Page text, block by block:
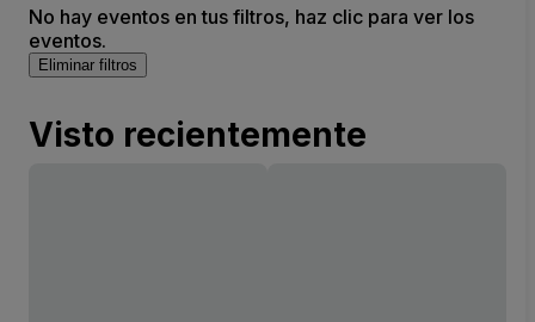
No hay eventos en tus filtros, haz clic para ver los
eventos.
Eliminar filtros
Visto recientemente